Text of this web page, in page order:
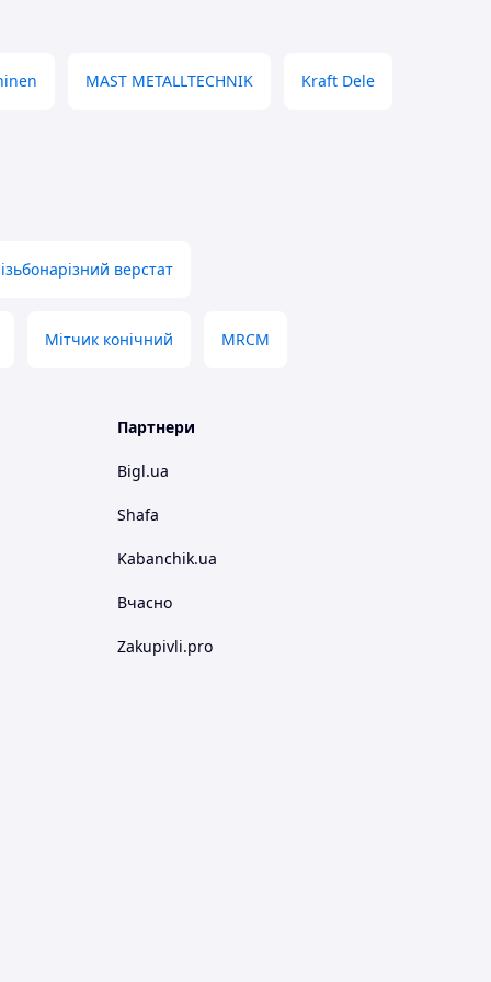
MAST METALLTECHNIK Kraft Dele
верстат
Мітчик конічний MRCM
Партнери
Bigl.ua
Shafa
Kabanchik.ua
Вчасно
Zakupivli.pro